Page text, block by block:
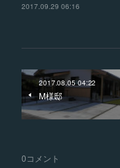
2017.09.29 06:16
2017.08.05 04:22
M様邸
0コメント